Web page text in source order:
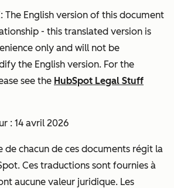
The English version of this document
- this translated version is
only and will not be
the English version. For the
see the HubSpot Legal Stuff
: 14 avril 2026
de chacun de ces documents régit la
Ces traductions sont fournies à
aucune valeur juridique. Les